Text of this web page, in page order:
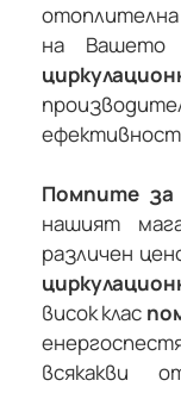
на Вашето
Помпите за
нашият
различен
висок клас
всякакви